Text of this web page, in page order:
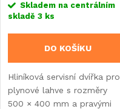
Skladem na centrálním
skladě 3 ks
DO KOŠÍKU
Hliníková servisní dvířka pro
plynové lahve s rozměry
500 × 400 mm a pravými